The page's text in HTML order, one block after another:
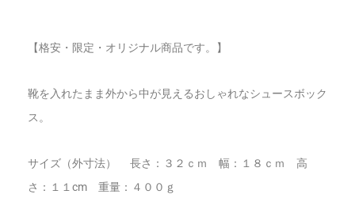
【格安・限定・オリジナル商品です。】
靴を入れたまま外から中が見えるおしゃれなシュースボック
ス。
サイズ（外寸法） 長さ：３２ｃｍ 幅：１８ｃｍ 高
さ：１１cm 重量：４００ｇ